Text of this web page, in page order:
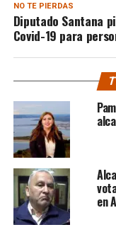
NO TE PIERDAS
Diputado Santana
Covid-19 para
en